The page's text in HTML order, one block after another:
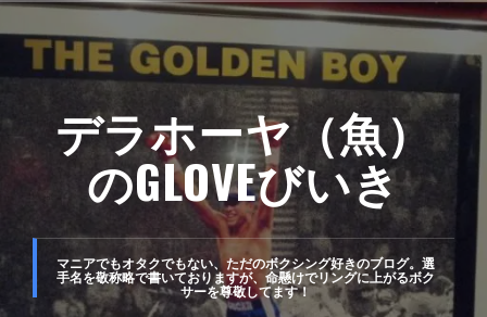
ン
キ
デラホーヤ（魚）
のGLOVEびいき
マニアでもオタクでもない、ただのボクシング好きのブログ。選
手名を敬称略で書いておりますが、命懸けでリングに上がるボク
サーを尊敬してます！